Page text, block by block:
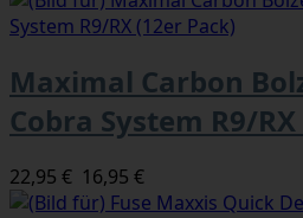
Maximal Carbon
Cobra System R9/
22,95 € 16,95 €